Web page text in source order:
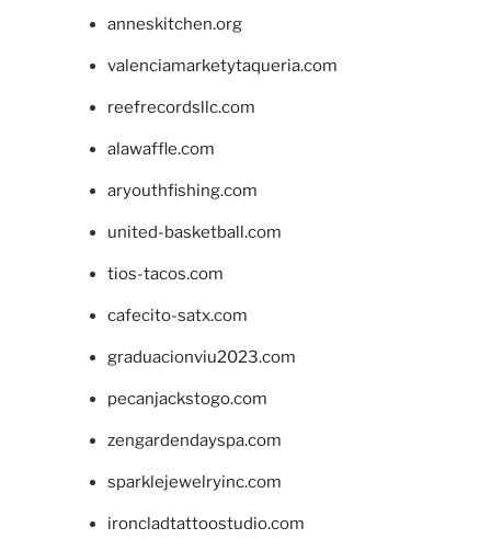
anneskitchen.org
valenciamarketytaqueria.com
reefrecordsllc.com
alawaffle.com
aryouthfishing.com
united-basketball.com
tios-tacos.com
cafecito-satx.com
graduacionviu2023.com
pecanjackstogo.com
zengardendayspa.com
sparklejewelryinc.com
ironcladtattoostudio.com